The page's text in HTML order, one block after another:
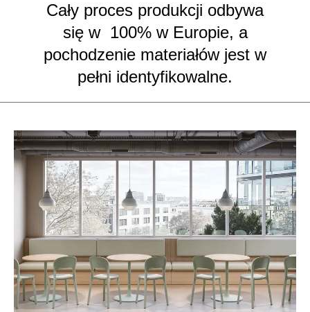
Cały proces produkcji odbywa
się w 100% w Europie, a
pochodzenie materiałów jest w
pełni identyfikowalne.